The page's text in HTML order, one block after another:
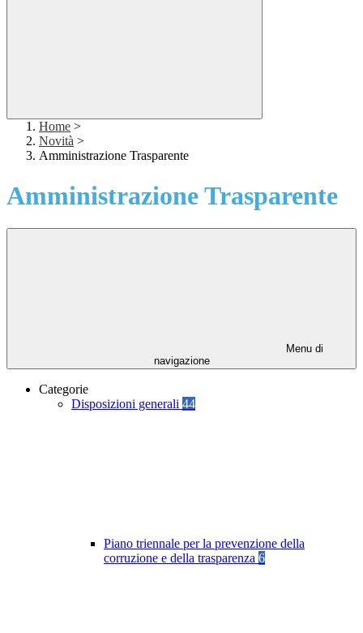
Home >
Novità >
Amministrazione Trasparente
Amministrazione Trasparente
Menu di
navigazione
Categorie
Disposizioni generali 44
Piano triennale per la prevenzione della
corruzione e della trasparenza 6